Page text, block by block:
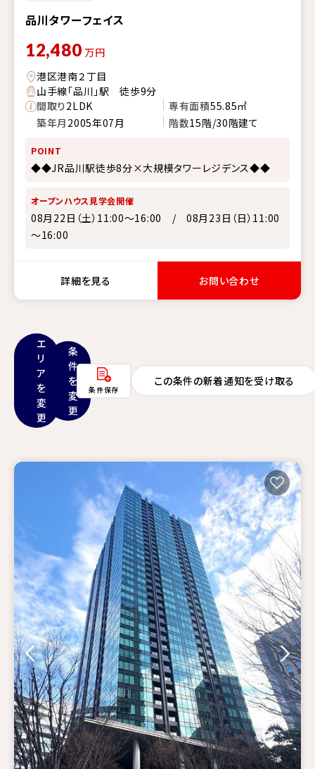
品川タワーフェイス
12,480 万円
港区港南２丁目
山手線「品川」駅 徒歩9分
間取り2LDK 専有面積55.85㎡
築年月 2005年07月 階数15階/30階建て
POINT
◆◆JR品川駅徒歩8分×大規模タワーレジデンス◆◆
オープンハウス見学会開催
08月22日（土）11:00～16:00 / 08月23日（日）11:00
～16:00
詳細を見る お問い合わせ
エ
リ
ア
を
変
更
条
件
を
変
更
条件保存
この条件の新着通知を受け取る